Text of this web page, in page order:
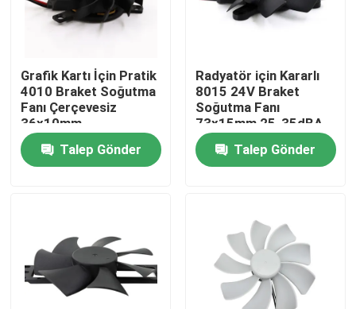
Ana sayfa
Kişiler
Ürünler
Grafik Kartı İçin Pratik
4010 Braket Soğutma
Fanı Çerçevesiz
36x10mm
Talep Gönder
Radyatör için Kararlı
8015 24V Braket
Soğutma Fanı
73x15mm 25-35dBA
Talep Gönder